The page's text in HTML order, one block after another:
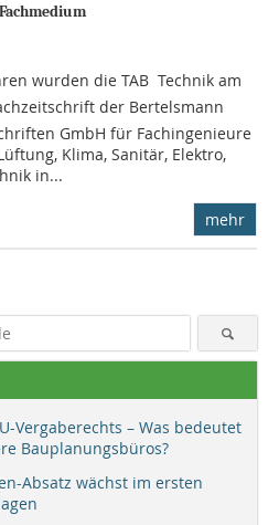
wurden die TAB  Technik am
der Bertelsmann
GmbH für Fachingenieure
Klima, Sanitär, Elektro,
in...
mehr
Vergaberechts – Was bedeutet
Bauplanungsbüros?
Absatz wächst im ersten